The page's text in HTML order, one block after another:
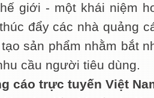
giới - một khái niệm
đẩy các nhà quảng
sản phẩm nhằm bắt
cầu người tiêu dùng.
cáo trực tuyến Việt